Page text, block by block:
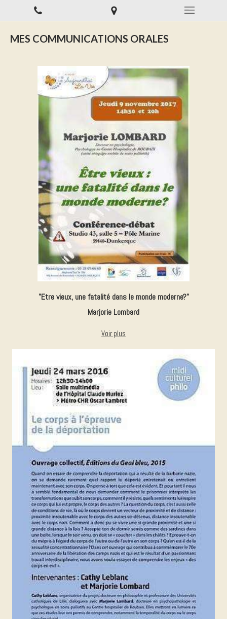
MES COMMUNICATIONS ORALES
"Etre vieux, une fatalité dans le monde moderne?"
Marjorie Lombard
Voir plus